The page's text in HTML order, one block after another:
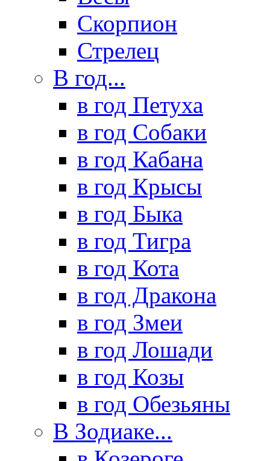
Скорпион
Стрелец
В год...
в год Петуха
в год Собаки
в год Кабана
в год Крысы
в год Быка
в год Тигра
в год Кота
в год Дракона
в год Змеи
в год Лошади
в год Козы
в год Обезьяны
В Зодиаке...